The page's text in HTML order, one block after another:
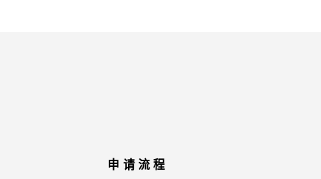
申请流程